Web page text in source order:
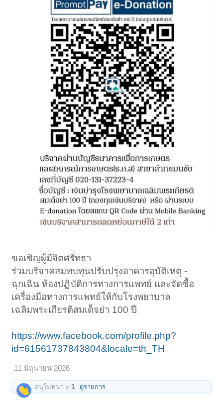
ขอเชิญผู้มีจิตศรัทธา
ร่วมบริจาคสมทบทุนปรับปรุงอาคารอุบัติเหตุ -
ฉุกเฉิน ห้องปฏิบัติการทางการแพทย์ และจัดซื้อ
เครื่องมือทางการแพทย์ให้กับโรงพยาบาล
เฉลิมพระเกียรติสมเด็จย่า 100 ปี
https://www.facebook.com/profile.php?
id=61561737843804&locale=th_TH
11 มิถุนายน 2026
อนุโมทนา x 1 ดูรายการ